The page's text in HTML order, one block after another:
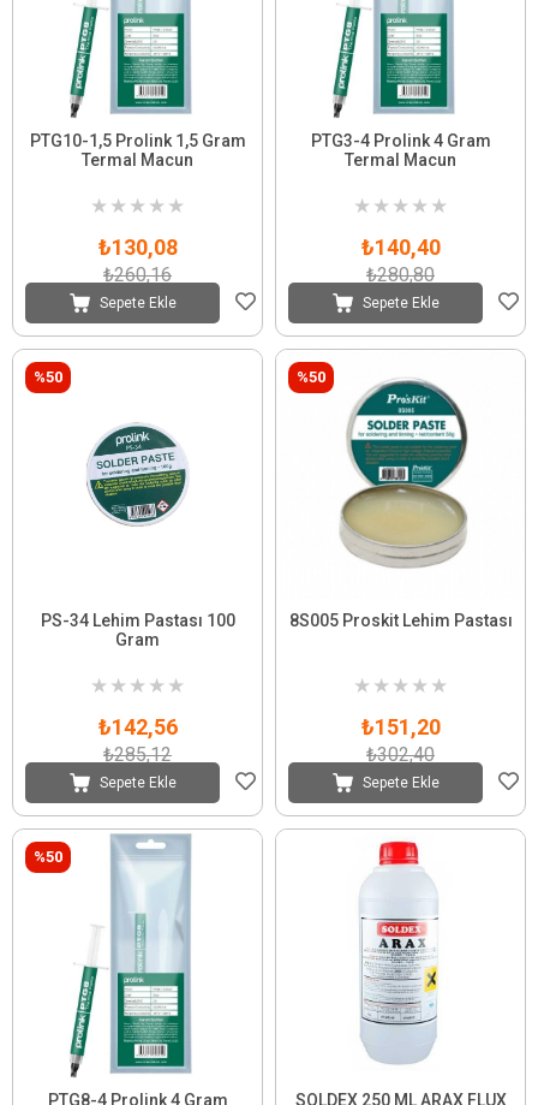
PTG10-1,5 Prolink 1,5 Gram
Termal Macun
★ ★ ★ ★ ★
₺130,08
₺260,16
Sepete Ekle
PTG3-4 Prolink 4 Gram
Termal Macun
★ ★ ★ ★ ★
₺140,40
₺280,80
Sepete Ekle
PS-34 Lehim Pastası 100
Gram
★ ★ ★ ★ ★
₺142,56
₺285,12
Sepete Ekle
%50
8S005 Proskit Lehim Pastası
★ ★ ★ ★ ★
₺151,20
₺302,40
Sepete Ekle
%50
PTG8-4 Prolink 4 Gram
%50
SOLDEX 250 ML ARAX FLUX